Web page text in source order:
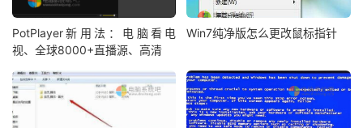
PotPlayer新用法：电脑看电
视、全球8000+直播源、高清
Win7纯净版怎么更改鼠标指针